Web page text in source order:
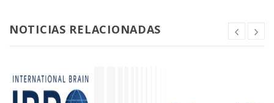
NOTICIAS RELACIONADAS